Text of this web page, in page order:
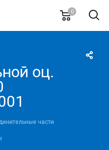
0
оц.
части